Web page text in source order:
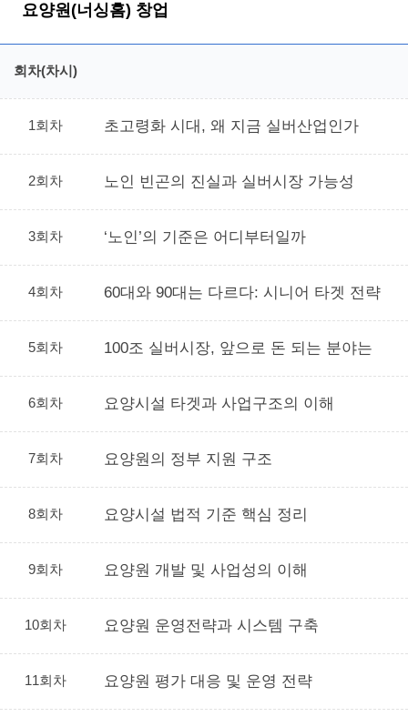
요양원(너싱홈) 창업
회차(차시)
1회차 초고령화 시대, 왜 지금 실버산업인가
2회차 노인 빈곤의 진실과 실버시장 가능성
3회차 ‘노인’의 기준은 어디부터일까
4회차 60대와 90대는 다르다: 시니어 타겟 전략
5회차 100조 실버시장, 앞으로 돈 되는 분야는
6회차 요양시설 타겟과 사업구조의 이해
7회차 요양원의 정부 지원 구조
8회차 요양시설 법적 기준 핵심 정리
9회차 요양원 개발 및 사업성의 이해
10회차 요양원 운영전략과 시스템 구축
11회차 요양원 평가 대응 및 운영 전략